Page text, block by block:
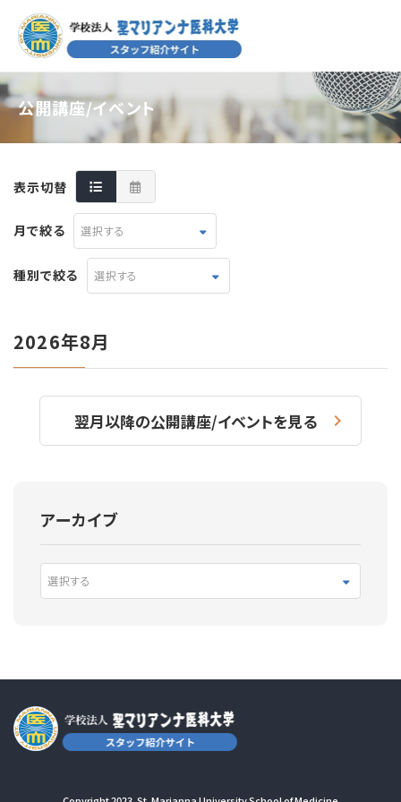
公開講座/イベント
表示切替
月で絞る 選択する
種別で絞る 選択する
2026年8月
翌月以降の公開講座/イベントを見る
アーカイブ
選択する